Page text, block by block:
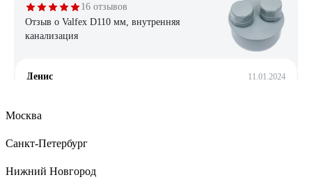
16 отзывов
Отзыв о Valfex D110 мм, внутренняя
канализация
Денис 11.01.2024
Отзыв о Valfex D110 мм, внутренняя
Москва
Санкт-Петербург
Нижний Новгород